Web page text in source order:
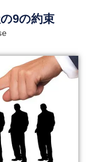
9の約束